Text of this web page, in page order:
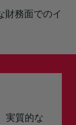
財務面でのイ
実質的な